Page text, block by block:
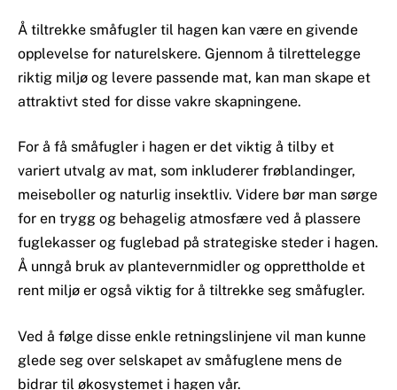
Å tiltrekke småfugler til hagen kan være en givende
opplevelse for naturelskere. Gjennom å tilrettelegge
riktig miljø og levere passende mat, kan man skape et
attraktivt sted for disse vakre skapningene.
For å få småfugler i hagen er det viktig å tilby et
variert utvalg av mat, som inkluderer frøblandinger,
meiseboller og naturlig insektliv. Videre bør man sørge
for en trygg og behagelig atmosfære ved å plassere
fuglekasser og fuglebad på strategiske steder i hagen.
Å unngå bruk av plantevernmidler og opprettholde et
rent miljø er også viktig for å tiltrekke seg småfugler.
Ved å følge disse enkle retningslinjene vil man kunne
glede seg over selskapet av småfuglene mens de
bidrar til økosystemet i hagen vår.